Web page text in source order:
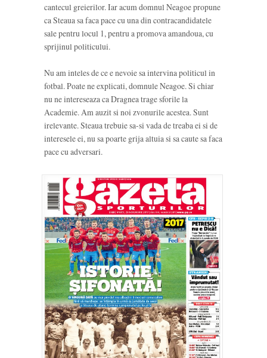
cantecul greierilor. Iar acum domnul Neagoe propune
ca Steaua sa faca pace cu una din contracandidatele
sale pentru locul 1, pentru a promova amandoua, cu
sprijinul politicului.
Nu am inteles de ce e nevoie sa intervina politicul in
fotbal. Poate ne explicati, domnule Neagoe. Si chiar
nu ne intereseaza ca Dragnea trage sforile la
Academie. Am auzit si noi zvonurile acestea. Sunt
irelevante. Steaua trebuie sa-si vada de treaba ei si de
interesele ei, nu sa poarte grija altuia si sa caute sa faca
pace cu adversari.